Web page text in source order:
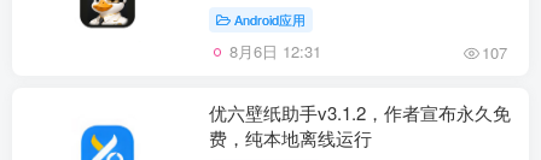
Android应用
8月6日 12:31 107
优六壁纸助手v3.1.2，作者宣布永久免
费，纯本地离线运行